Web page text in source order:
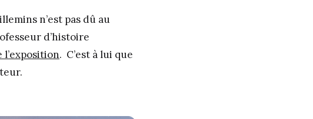
n’est pas dû au
d’histoire
. C’est à lui que